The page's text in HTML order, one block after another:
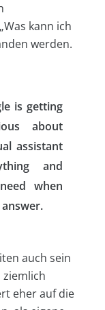
kann ich
werden.
is getting
about
assistant
and
when
auch sein
eher auf die